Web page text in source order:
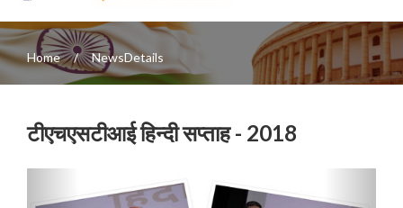
Home NewsDetails
टीएचएसटीआई हिन्दी सप्ताह - 2018